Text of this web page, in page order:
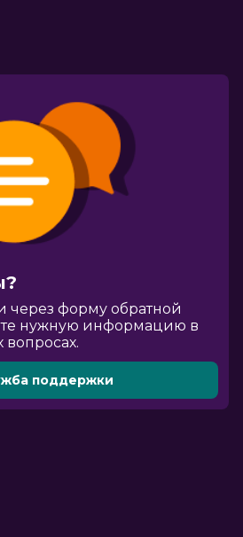
через форму обратной
нужную информацию в
вопросах.
поддержки